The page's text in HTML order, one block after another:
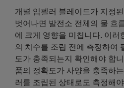
개별 임펠러 블레이드가 지정
벗어나면 발전소 전체의 물 흐
에 크게 영향을 미칩니다. 이러
의 치수를 조립 전에 측정하여
도가 충족되는지 확인해야 합
품의 정확도가 사양을 충족하
러를 조립된 상태로도 측정해